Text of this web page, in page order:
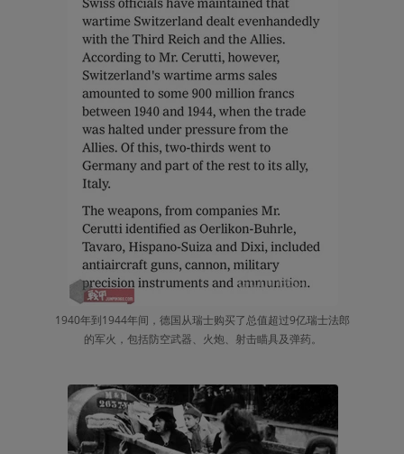
1940年到1944年间，德国从瑞士购买了总值超过9亿瑞士法郎
的军火，包括防空武器、火炮、射击瞄具及弹药。